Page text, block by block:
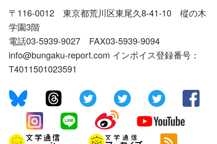
〒116-0012 東京都荒川区東尾久8-41-10 樅の木
学園3階
電話03-5939-9027 FAX03-5939-9094
info@bungaku-report.com インボイス登録番号：
T4011501023591